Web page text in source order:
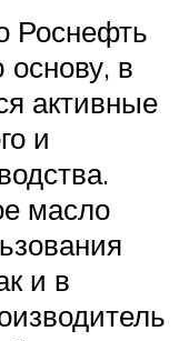
Роснефть
в
активные
и
масло
и в